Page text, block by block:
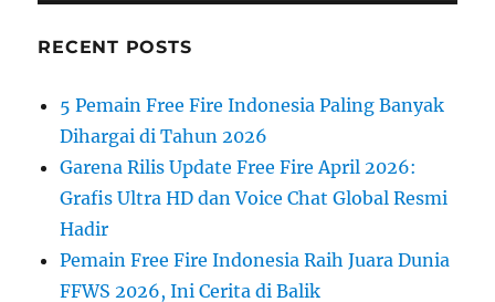
RECENT POSTS
5 Pemain Free Fire Indonesia Paling Banyak
Dihargai di Tahun 2026
Garena Rilis Update Free Fire April 2026:
Grafis Ultra HD dan Voice Chat Global Resmi
Hadir
Pemain Free Fire Indonesia Raih Juara Dunia
FFWS 2026, Ini Cerita di Balik